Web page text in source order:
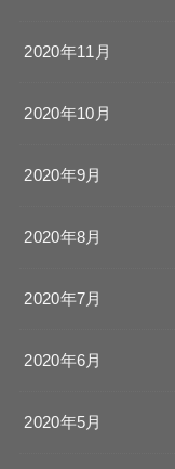
2020年11月
2020年10月
2020年9月
2020年8月
2020年7月
2020年6月
2020年5月